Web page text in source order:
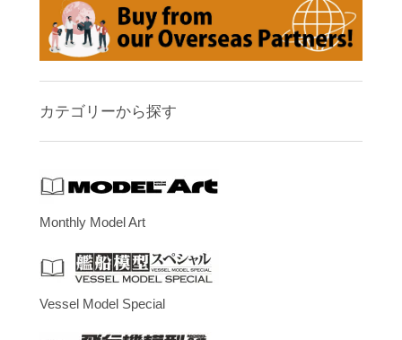
カテゴリーから探す
Monthly Model Art
Vessel Model Special